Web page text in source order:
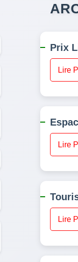
Prix
Lire
Lire
Lire